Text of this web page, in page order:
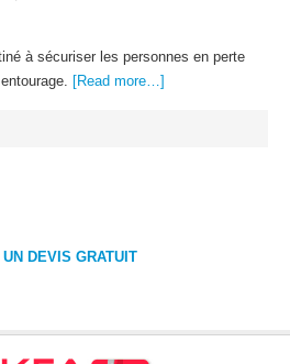
à sécuriser les personnes en perte
[Read more…]
UN DEVIS GRATUIT